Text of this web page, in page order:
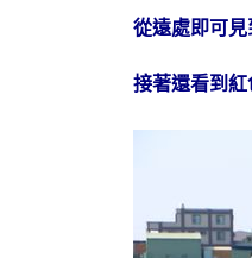
從遠處即可見
接著還看到紅